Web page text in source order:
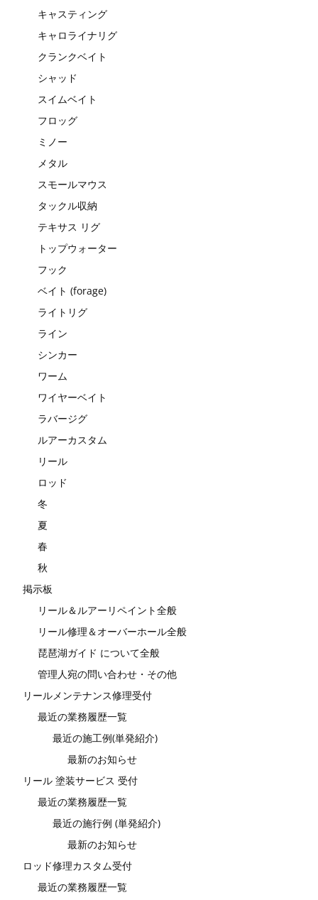
キャスティング
キャロライナリグ
クランクベイト
シャッド
スイムベイト
フロッグ
ミノー
メタル
スモールマウス
タックル収納
テキサス リグ
トップウォーター
フック
ベイト (forage)
ライトリグ
ライン
シンカー
ワーム
ワイヤーベイト
ラバージグ
ルアーカスタム
リール
ロッド
冬
夏
春
秋
掲示板
リール＆ルアーリペイント全般
リール修理＆オーバーホール全般
琵琶湖ガイド について全般
管理人宛の問い合わせ・その他
リールメンテナンス修理受付
最近の業務履歴一覧
最近の施工例(単発紹介)
最新のお知らせ
リール 塗装サービス 受付
最近の業務履歴一覧
最近の施行例 (単発紹介)
最新のお知らせ
ロッド修理カスタム受付
最近の業務履歴一覧